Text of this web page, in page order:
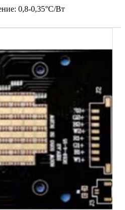
0,8-0,35°C/Вт